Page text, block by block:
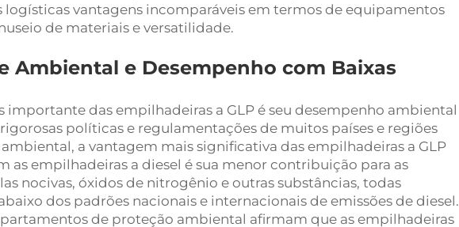
logísticas vantagens incomparáveis em termos de equipamentos
de materiais e versatilidade.
Ambiental e Desempenho com Baixas
importante das empilhadeiras a GLP é seu desempenho ambiental
políticas e regulamentações de muitos países e regiões
a vantagem mais significativa das empilhadeiras a GLP
as empilhadeiras a diesel é sua menor contribuição para as
nocivas, óxidos de nitrogênio e outras substâncias, todas
dos padrões nacionais e internacionais de emissões de diesel.
de proteção ambiental afirmam que as empilhadeiras